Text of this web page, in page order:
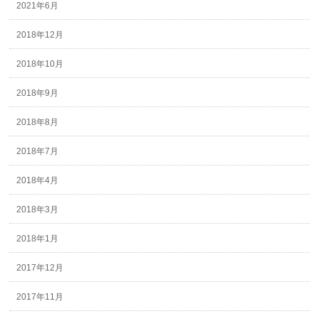
2021年6月
2018年12月
2018年10月
2018年9月
2018年8月
2018年7月
2018年4月
2018年3月
2018年1月
2017年12月
2017年11月